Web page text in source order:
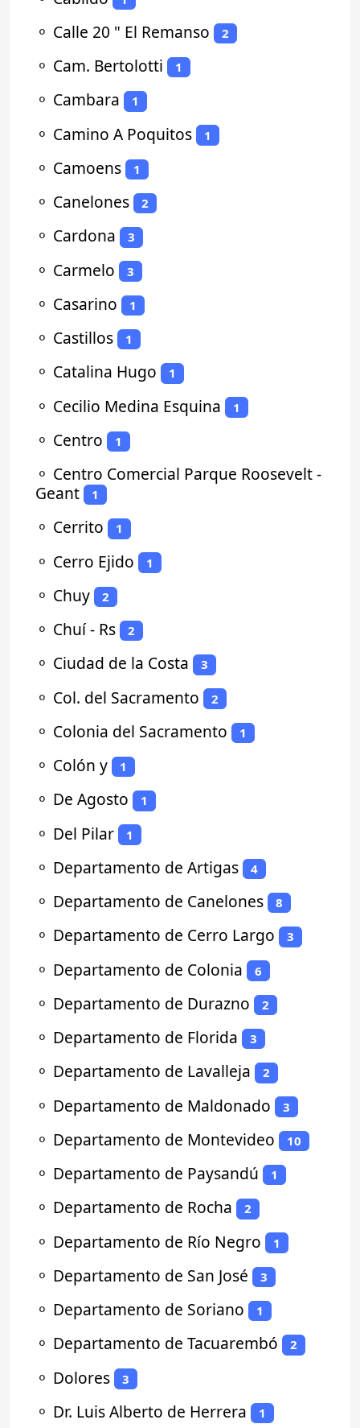
⚬ Calle 20 " El Remanso 2
⚬ Cam. Bertolotti 1
⚬ Cambara 1
⚬ Camino A Poquitos 1
⚬ Camoens 1
⚬ Canelones 2
⚬ Cardona 3
⚬ Carmelo 3
⚬ Casarino 1
⚬ Castillos 1
⚬ Catalina Hugo 1
⚬ Cecilio Medina Esquina 1
⚬ Centro 1
⚬ Centro Comercial Parque Roosevelt -
Geant
1
⚬ Cerrito 1
⚬ Cerro Ejido 1
⚬ Chuy 2
⚬ Chuí - Rs 2
⚬ Ciudad de la Costa 3
⚬ Col. del Sacramento 2
⚬ Colonia del Sacramento 1
⚬ Colón y 1
⚬ De Agosto 1
⚬ Del Pilar 1
⚬ Departamento de Artigas 4
⚬ Departamento de Canelones 8
⚬ Departamento de Cerro Largo 3
⚬ Departamento de Colonia 6
⚬ Departamento de Durazno 2
⚬ Departamento de Florida 3
⚬ Departamento de Lavalleja 2
⚬ Departamento de Maldonado 3
⚬ Departamento de Montevideo 10
⚬ Departamento de Paysandú 1
⚬ Departamento de Rocha 2
⚬ Departamento de Río Negro 1
⚬ Departamento de San José 3
⚬ Departamento de Soriano 1
⚬ Departamento de Tacuarembó 2
⚬ Dolores 3
⚬ Dr. Luis Alberto de Herrera 1